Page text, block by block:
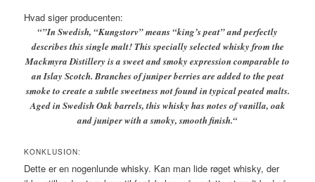
Hvad siger producenten:
“”In Swedish, “Kungstorv” means “king’s peat” and perfectly
describes this single malt! This specially selected whisky from the
Mackmyra Distillery is a sweet and smoky expression comparable to
an Islay Scotch. Branches of juniper berries are added to the peat
smoke to create a subtle sweetness not found in typical peated malts.
Aged in Swedish Oak barrels, this whisky has notes of vanilla, oak
and juniper with a smoky, smooth finish.“
KONKLUSION:
Dette er en nogenlunde whisky. Kan man lide røget whisky, der